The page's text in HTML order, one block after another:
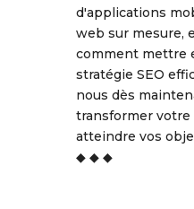
d'applications
web sur mesure,
comment mettre
stratégie SEO
nous dès
transformer
atteindre vos
◆ ◆ ◆